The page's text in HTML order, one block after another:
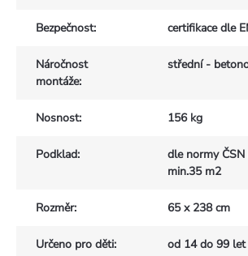
Bezpečnost: certifikace dle
Náročnost
montáže:
střední -
Nosnost: 156 kg
Podklad:
dle normy ČSN
min.35 m2
Rozměr: 65 x 238 cm
Určeno pro děti: od 14 do 99 let